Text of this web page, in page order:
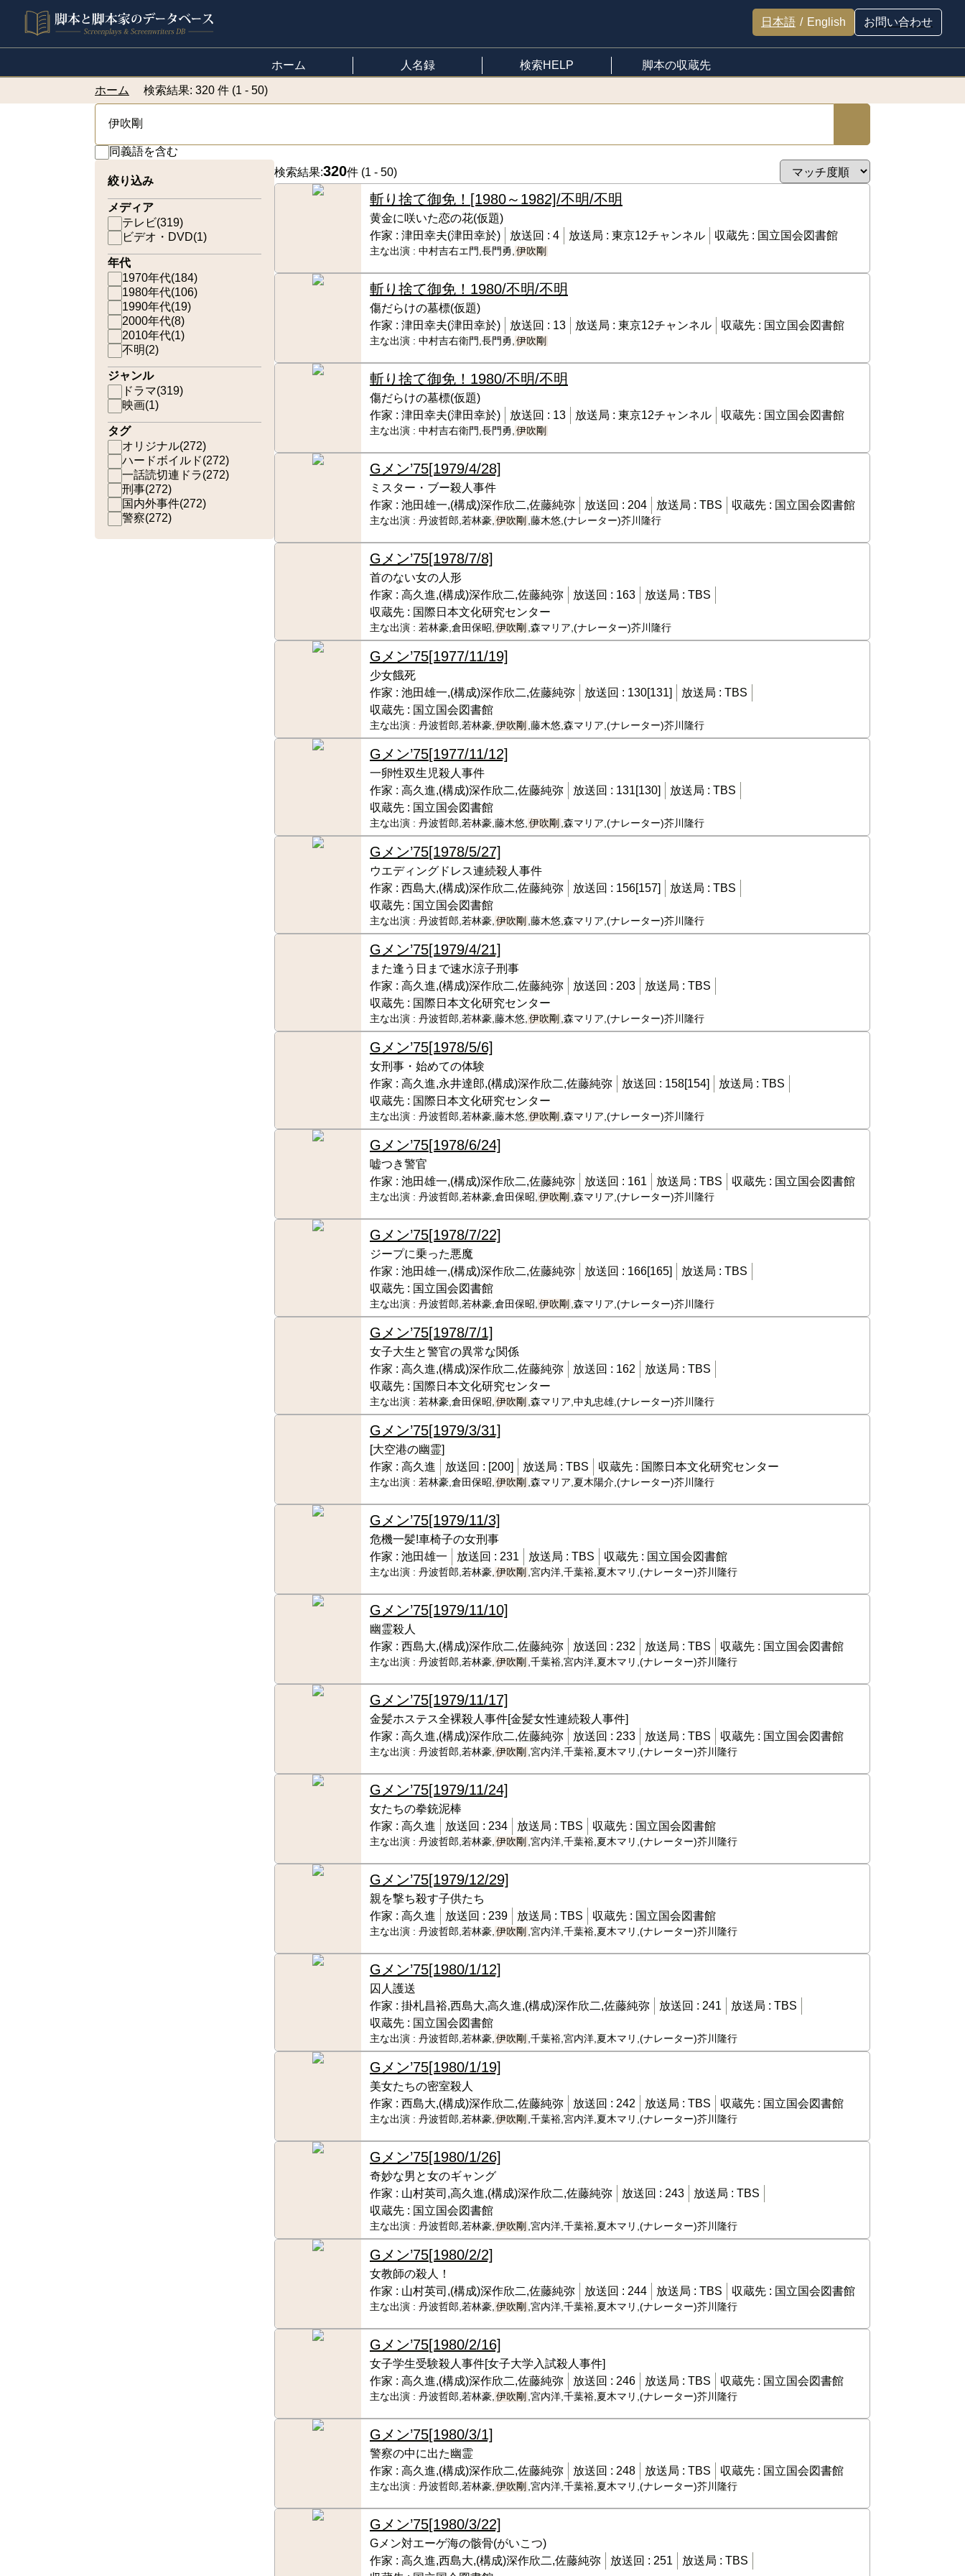
日本語 / English お問い合わせ
ホーム 人名録 検索HELP 脚本の収蔵先
ホーム 検索結果: 320 件 (1 - 50)
同義語を含む
絞り込み
メディア
テレビ(319)
ビデオ・DVD(1)
年代
1970年代(184)
1980年代(106)
1990年代(19)
2000年代(8)
2010年代(1)
不明(2)
ジャンル
ドラマ(319)
映画(1)
タグ
オリジナル(272)
ハードボイルド(272)
一話読切連ドラ(272)
刑事(272)
国内外事件(272)
警察(272)
検索結果:320件 (1 - 50)
斬り捨て御免！ [1980～1982]/不明/不明
黄金に咲いた恋の花(仮題)
作家 : 津田幸夫(津田幸於) 放送回 : 4 放送局 : 東京12チャンネル 収蔵先 : 国立国会図書館
主な出演 : 中村吉右エ門,長門勇, 伊吹剛
斬り捨て御免！ 1980/不明/不明
傷だらけの墓標(仮題)
作家 : 津田幸夫(津田幸於) 放送回 : 13 放送局 : 東京12チャンネル 収蔵先 : 国立国会図書館
主な出演 : 中村吉右衛門,長門勇, 伊吹剛
斬り捨て御免！ 1980/不明/不明
傷だらけの墓標(仮題)
作家 : 津田幸夫(津田幸於) 放送回 : 13 放送局 : 東京12チャンネル 収蔵先 : 国立国会図書館
主な出演 : 中村吉右衛門,長門勇, 伊吹剛
Gメン’75[1979/4/28]
ミスター・ブー殺人事件
作家 : 池田雄一,(構成)深作欣二,佐藤純弥 放送回 : 204 放送局 : TBS 収蔵先 : 国立国会図書館
主な出演 : 丹波哲郎,若林豪, 伊吹剛 ,藤木悠,(ナレーター)芥川隆行
Gメン’75[1978/7/8]
首のない女の人形
作家 : 高久進,(構成)深作欣二,佐藤純弥 放送回 : 163 放送局 : TBS
収蔵先 : 国際日本文化研究センター
主な出演 : 若林豪,倉田保昭, 伊吹剛 ,森マリア,(ナレーター)芥川隆行
Gメン’75[1977/11/19]
少女餓死
作家 : 池田雄一,(構成)深作欣二,佐藤純弥 放送回 : 130[131] 放送局 : TBS
収蔵先 : 国立国会図書館
主な出演 : 丹波哲郎,若林豪, 伊吹剛 ,藤木悠,森マリア,(ナレーター)芥川隆行
Gメン’75[1977/11/12]
一卵性双生児殺人事件
作家 : 高久進,(構成)深作欣二,佐藤純弥 放送回 : 131[130] 放送局 : TBS
収蔵先 : 国立国会図書館
主な出演 : 丹波哲郎,若林豪,藤木悠, 伊吹剛 ,森マリア,(ナレーター)芥川隆行
Gメン’75[1978/5/27]
ウエディングドレス連続殺人事件
作家 : 西島大,(構成)深作欣二,佐藤純弥 放送回 : 156[157] 放送局 : TBS
収蔵先 : 国立国会図書館
主な出演 : 丹波哲郎,若林豪, 伊吹剛 ,藤木悠,森マリア,(ナレーター)芥川隆行
Gメン’75[1979/4/21]
また逢う日まで速水涼子刑事
作家 : 高久進,(構成)深作欣二,佐藤純弥 放送回 : 203 放送局 : TBS
収蔵先 : 国際日本文化研究センター
主な出演 : 丹波哲郎,若林豪,藤木悠, 伊吹剛 ,森マリア,(ナレーター)芥川隆行
Gメン’75[1978/5/6]
女刑事・始めての体験
作家 : 高久進,永井達郎,(構成)深作欣二,佐藤純弥 放送回 : 158[154] 放送局 : TBS
収蔵先 : 国際日本文化研究センター
主な出演 : 丹波哲郎,若林豪,藤木悠, 伊吹剛 ,森マリア,(ナレーター)芥川隆行
Gメン’75[1978/6/24]
嘘つき警官
作家 : 池田雄一,(構成)深作欣二,佐藤純弥 放送回 : 161 放送局 : TBS 収蔵先 : 国立国会図書館
主な出演 : 丹波哲郎,若林豪,倉田保昭, 伊吹剛 ,森マリア,(ナレーター)芥川隆行
Gメン’75[1978/7/22]
ジープに乗った悪魔
作家 : 池田雄一,(構成)深作欣二,佐藤純弥 放送回 : 166[165] 放送局 : TBS
収蔵先 : 国立国会図書館
主な出演 : 丹波哲郎,若林豪,倉田保昭, 伊吹剛 ,森マリア,(ナレーター)芥川隆行
Gメン’75[1978/7/1]
女子大生と警官の異常な関係
作家 : 高久進,(構成)深作欣二,佐藤純弥 放送回 : 162 放送局 : TBS
収蔵先 : 国際日本文化研究センター
主な出演 : 若林豪,倉田保昭, 伊吹剛 ,森マリア,中丸忠雄,(ナレーター)芥川隆行
Gメン’75[1979/3/31]
[大空港の幽霊]
作家 : 高久進 放送回 : [200] 放送局 : TBS 収蔵先 : 国際日本文化研究センター
主な出演 : 若林豪,倉田保昭, 伊吹剛 ,森マリア,夏木陽介,(ナレーター)芥川隆行
Gメン’75[1979/11/3]
危機一髪!車椅子の女刑事
作家 : 池田雄一 放送回 : 231 放送局 : TBS 収蔵先 : 国立国会図書館
主な出演 : 丹波哲郎,若林豪, 伊吹剛 ,宮内洋,千葉裕,夏木マリ,(ナレーター)芥川隆行
Gメン’75[1979/11/10]
幽霊殺人
作家 : 西島大,(構成)深作欣二,佐藤純弥 放送回 : 232 放送局 : TBS 収蔵先 : 国立国会図書館
主な出演 : 丹波哲郎,若林豪, 伊吹剛 ,千葉裕,宮内洋,夏木マリ,(ナレーター)芥川隆行
Gメン’75[1979/11/17]
金髪ホステス全裸殺人事件[金髪女性連続殺人事件]
作家 : 高久進,(構成)深作欣二,佐藤純弥 放送回 : 233 放送局 : TBS 収蔵先 : 国立国会図書館
主な出演 : 丹波哲郎,若林豪, 伊吹剛 ,宮内洋,千葉裕,夏木マリ,(ナレーター)芥川隆行
Gメン’75[1979/11/24]
女たちの拳銃泥棒
作家 : 高久進 放送回 : 234 放送局 : TBS 収蔵先 : 国立国会図書館
主な出演 : 丹波哲郎,若林豪, 伊吹剛 ,宮内洋,千葉裕,夏木マリ,(ナレーター)芥川隆行
Gメン’75[1979/12/29]
親を撃ち殺す子供たち
作家 : 高久進 放送回 : 239 放送局 : TBS 収蔵先 : 国立国会図書館
主な出演 : 丹波哲郎,若林豪, 伊吹剛 ,宮内洋,千葉裕,夏木マリ,(ナレーター)芥川隆行
Gメン’75[1980/1/12]
囚人護送
作家 : 掛札昌裕,西島大,高久進,(構成)深作欣二,佐藤純弥 放送回 : 241 放送局 : TBS
収蔵先 : 国立国会図書館
主な出演 : 丹波哲郎,若林豪, 伊吹剛 ,千葉裕,宮内洋,夏木マリ,(ナレーター)芥川隆行
Gメン’75[1980/1/19]
美女たちの密室殺人
作家 : 西島大,(構成)深作欣二,佐藤純弥 放送回 : 242 放送局 : TBS 収蔵先 : 国立国会図書館
主な出演 : 丹波哲郎,若林豪, 伊吹剛 ,千葉裕,宮内洋,夏木マリ,(ナレーター)芥川隆行
Gメン’75[1980/1/26]
奇妙な男と女のギャング
作家 : 山村英司,高久進,(構成)深作欣二,佐藤純弥 放送回 : 243 放送局 : TBS
収蔵先 : 国立国会図書館
主な出演 : 丹波哲郎,若林豪, 伊吹剛 ,宮内洋,千葉裕,夏木マリ,(ナレーター)芥川隆行
Gメン’75[1980/2/2]
女教師の殺人！
作家 : 山村英司,(構成)深作欣二,佐藤純弥 放送回 : 244 放送局 : TBS 収蔵先 : 国立国会図書館
主な出演 : 丹波哲郎,若林豪, 伊吹剛 ,宮内洋,千葉裕,夏木マリ,(ナレーター)芥川隆行
Gメン’75[1980/2/16]
女子学生受験殺人事件[女子大学入試殺人事件]
作家 : 高久進,(構成)深作欣二,佐藤純弥 放送回 : 246 放送局 : TBS 収蔵先 : 国立国会図書館
主な出演 : 丹波哲郎,若林豪, 伊吹剛 ,宮内洋,千葉裕,夏木マリ,(ナレーター)芥川隆行
Gメン’75[1980/3/1]
警察の中に出た幽霊
作家 : 高久進,(構成)深作欣二,佐藤純弥 放送回 : 248 放送局 : TBS 収蔵先 : 国立国会図書館
主な出演 : 丹波哲郎,若林豪, 伊吹剛 ,宮内洋,千葉裕,夏木マリ,(ナレーター)芥川隆行
Gメン’75[1980/3/22]
Gメン対エーゲ海の骸骨(がいこつ)
作家 : 高久進,西島大,(構成)深作欣二,佐藤純弥 放送回 : 251 放送局 : TBS